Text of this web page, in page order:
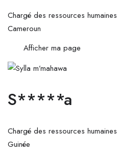
Chargé des ressources humaines
Cameroun
Afficher ma page
S*****a
Chargé des ressources humaines
Guinée